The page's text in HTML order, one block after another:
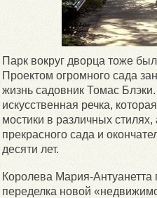
Парк вокруг дворца тоже
Проектом огромного сада
жизнь садовник Томас
искусственная речка,
мостики в различных
прекрасного сада и
десяти лет.
Королева Мария-Антуанетта
переделка новой